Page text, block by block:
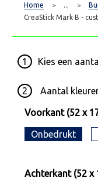
Home > ... >
CreaStick Mark B -
1 Kies een
2 Aantal
Voorkant (52 x
Onbedrukt
Achterkant (52 x